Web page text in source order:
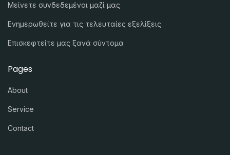
Μείνετε συνδεδεμένοι μαζί μας
Ενημερωθείτε για τις τελευταίες εξελίξεις
Επισκεφτείτε μας ξανά σύντομα
Pages
About
Service
Contact